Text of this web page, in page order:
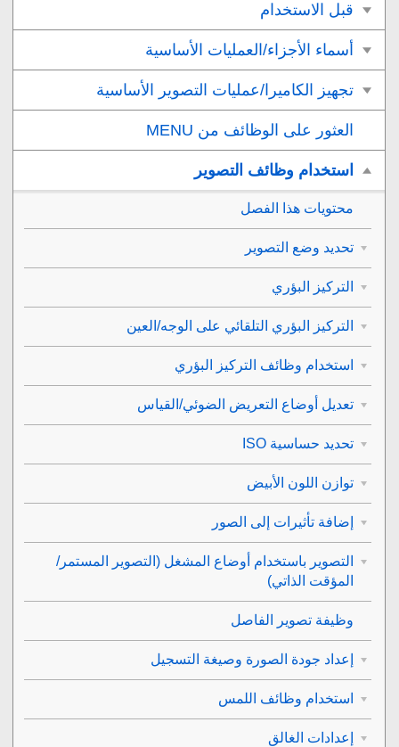
قبل الاستخدام
أسماء الأجزاء/العمليات الأساسية
تجهيز الكاميرا/عمليات التصوير الأساسية
العثور على الوظائف من MENU
استخدام وظائف التصوير
محتويات هذا الفصل
تحديد وضع التصوير
التركيز البؤري
التركيز البؤري التلقائي على الوجه/العين
استخدام وظائف التركيز البؤري
تعديل أوضاع التعريض الضوئي/القياس
تحديد حساسية ISO
توازن اللون الأبيض
إضافة تأثيرات إلى الصور
التصوير باستخدام أوضاع المشغل (التصوير المستمر/
المؤقت الذاتي)
وظيفة تصوير الفاصل
إعداد جودة الصورة وصيغة التسجيل
استخدام وظائف اللمس
إعدادات الغالق